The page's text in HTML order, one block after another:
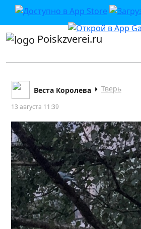
Poiskzverei.ru
Веста Королева Тверь
13 августа 11:39